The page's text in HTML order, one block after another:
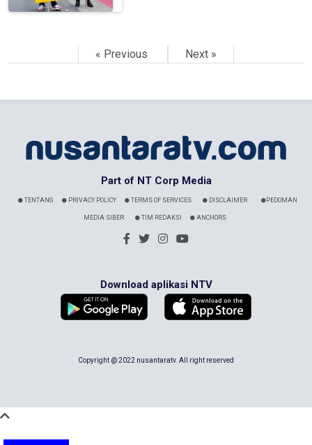
« Previous Next »
Part of NT Corp Media
TENTANG PRIVACY POLICY TERMS OF SERVICES DISCLAIMER PEDOMAN
MEDIA SIBER TIM REDAKSI ANCHORS
Download aplikasi NTV
Copyright @ 2022 nusantaratv. All right reserved